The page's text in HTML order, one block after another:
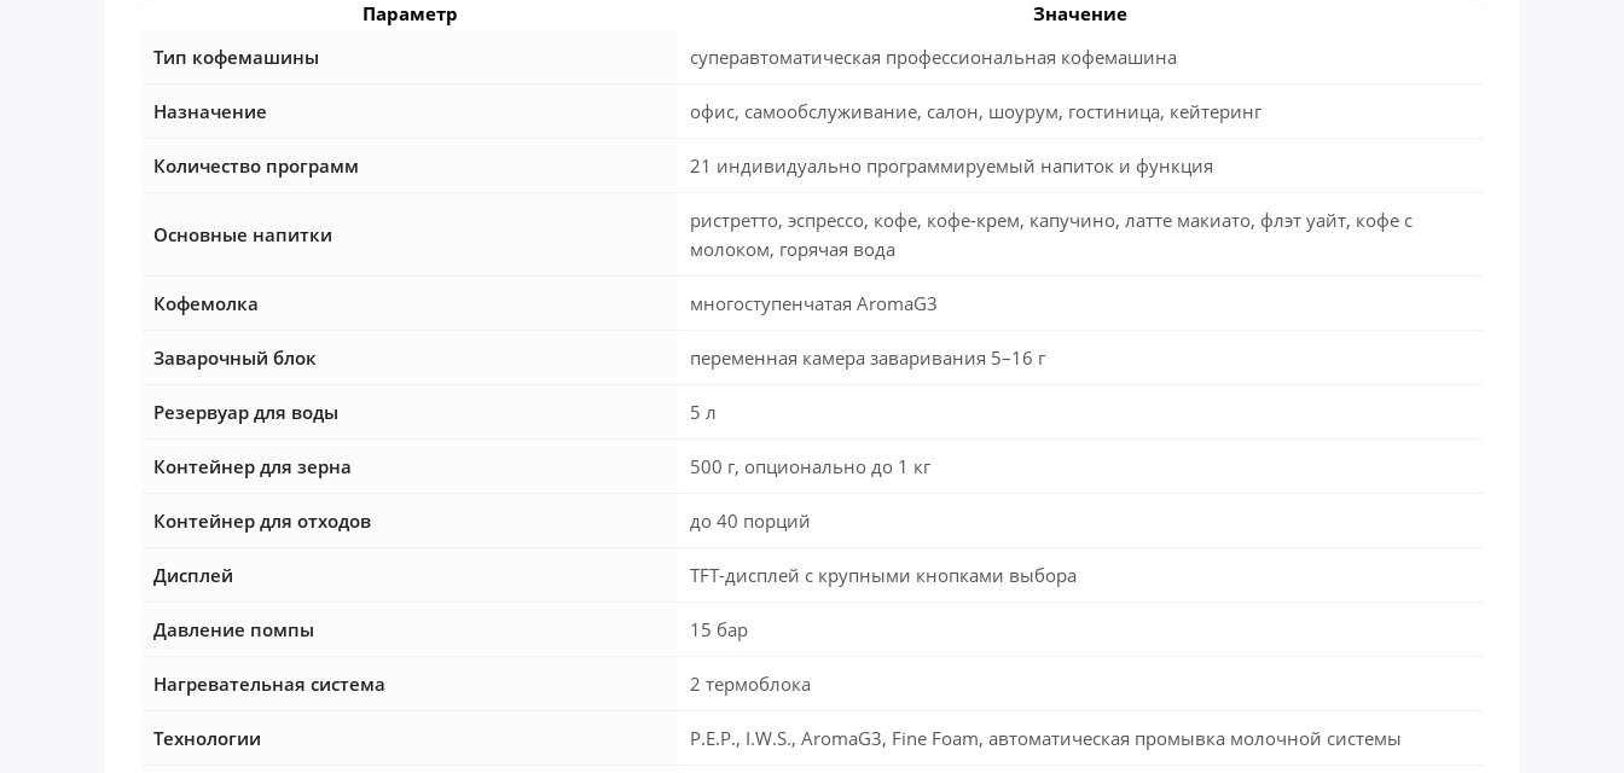
Параметр
Значение
Тип кофемашины
суперавтоматическая профессиональная кофемашина
Назначение офис, самообслуживание, салон, шоурум, гостиница, кейтеринг
Количество программ 21 индивидуально программируемый напиток и функция
Основные напитки
ристретто, эспрессо, кофе, кофе-крем, капучино, латте макиато, флэт уайт, кофе с
молоком, горячая вода
Кофемолка многоступенчатая AromaG3
Заварочный блок переменная камера заваривания 5–16 г
Резервуар для воды 5 л
Контейнер для зерна 500 г, опционально до 1 кг
Контейнер для отходов до 40 порций
Дисплей TFT-дисплей с крупными кнопками выбора
Давление помпы 15 бар
Нагревательная система 2 термоблока
Технологии P.E.P., I.W.S., AromaG3, Fine Foam, автоматическая промывка молочной системы